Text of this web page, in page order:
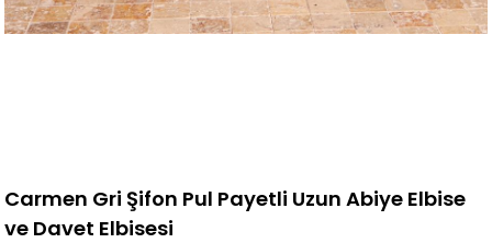
Carmen Gri Şifon Pul Payetli Uzun Abiye Elbise
ve Davet Elbisesi